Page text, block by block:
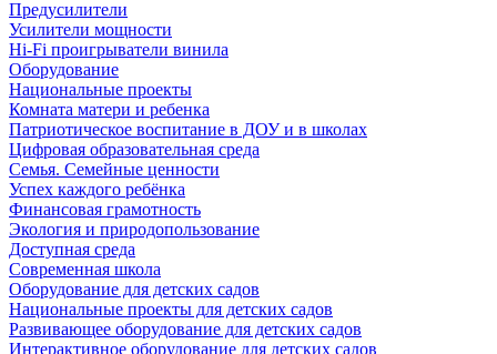
Предусилители
Усилители мощности
Hi-Fi проигрыватели винила
Оборудование
Национальные проекты
Комната матери и ребенка
Патриотическое воспитание в ДОУ и в школах
Цифровая образовательная среда
Семья. Семейные ценности
Успех каждого ребёнка
Финансовая грамотность
Экология и природопользование
Доступная среда
Современная школа
Оборудование для детских садов
Национальные проекты для детских садов
Развивающее оборудование для детских садов
Интерактивное оборудование для детских садов